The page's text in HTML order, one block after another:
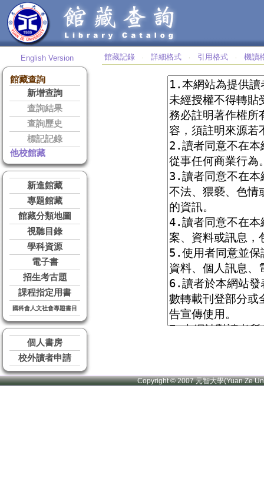
English Version
館藏查詢
新增查詢
查詢結果
查詢歷史
標記記錄
他校館藏
新進館藏
專題館藏
館藏分類地圖
視聽目錄
學科資源
電子書
招生考古題
課程指定用書
國科會人文社會專題書目
個人書房
校外讀者申請
館藏記錄 ‧ 詳細格式 ‧ 引用格式 ‧ 機讀
Copyright © 2007 元智大學(Yuan Ze